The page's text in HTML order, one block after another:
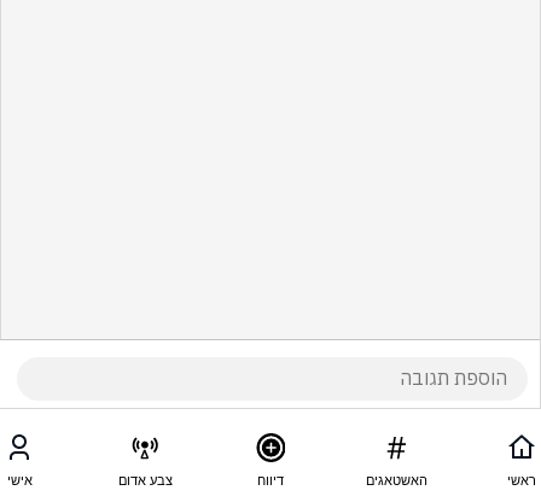
ראשי האשטאגים דיווח צבע אדום אישי